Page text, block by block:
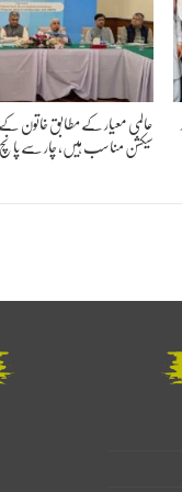
عالمی معیار کے مطابق
سیکشن مناسب ہیں، چار سے